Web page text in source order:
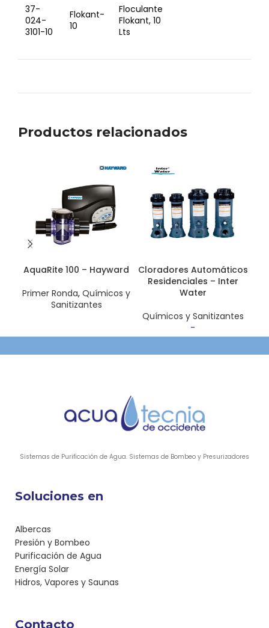
37-
024-
3101-10
Flokant-
10
Floculante
Flokant, 10
Lts
Productos relacionados
AquaRite 100 – Hayward
Primer Ronda, Químicos y
Sanitizantes
Cloradores Automáticos
Residenciales – Inter
Water
Químicos y Sanitizantes
-
precios:
Sistemas de Purificación de Agua. Sistemas de Bombeo y Presurizadores
Soluciones en
Albercas
Presión y Bombeo
Purificación de Agua
Energía Solar
Hidros, Vapores y Saunas
Contacto